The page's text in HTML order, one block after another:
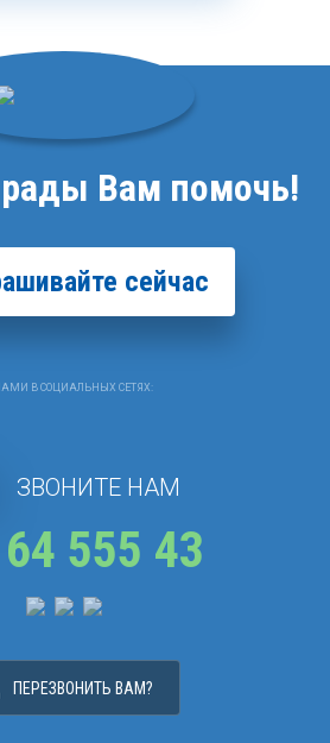
Вам помочь!
сейчас
В СОЦИАЛЬНЫХ СЕТЯХ:
ЗВОНИТЕ НАМ
64 555 43
ПЕРЕЗВОНИТЬ ВАМ?